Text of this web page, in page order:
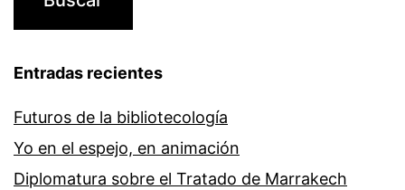
Entradas recientes
Futuros de la bibliotecología
Yo en el espejo, en animación
Diplomatura sobre el Tratado de Marrakech